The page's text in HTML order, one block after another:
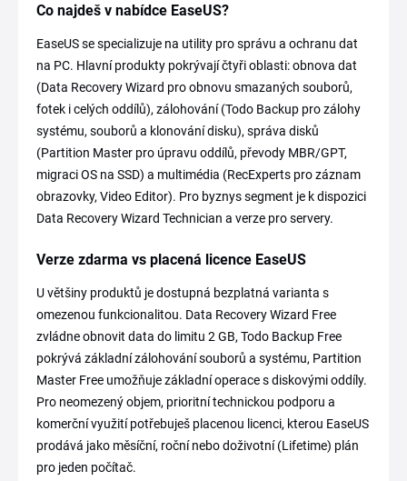
Co najdeš v nabídce EaseUS?
EaseUS se specializuje na utility pro správu a ochranu dat
na PC. Hlavní produkty pokrývají čtyři oblasti: obnova dat
(Data Recovery Wizard pro obnovu smazaných souborů,
fotek i celých oddílů), zálohování (Todo Backup pro zálohy
systému, souborů a klonování disku), správa disků
(Partition Master pro úpravu oddílů, převody MBR/GPT,
migraci OS na SSD) a multimédia (RecExperts pro záznam
obrazovky, Video Editor). Pro byznys segment je k dispozici
Data Recovery Wizard Technician a verze pro servery.
Verze zdarma vs placená licence EaseUS
U většiny produktů je dostupná bezplatná varianta s
omezenou funkcionalitou. Data Recovery Wizard Free
zvládne obnovit data do limitu 2 GB, Todo Backup Free
pokrývá základní zálohování souborů a systému, Partition
Master Free umožňuje základní operace s diskovými oddíly.
Pro neomezený objem, prioritní technickou podporu a
komerční využití potřebuješ placenou licenci, kterou EaseUS
prodává jako měsíční, roční nebo doživotní (Lifetime) plán
pro jeden počítač.